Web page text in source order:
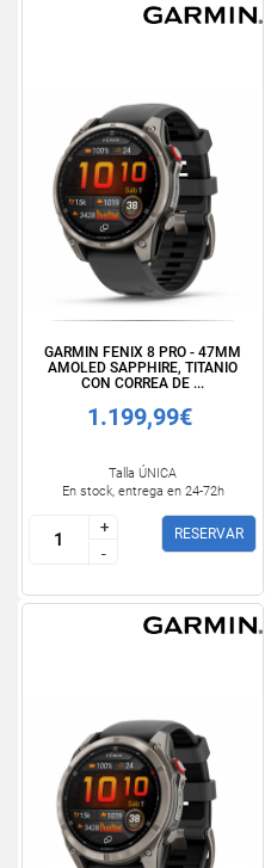
GARMIN FENIX 8 PRO - 47MM
AMOLED SAPPHIRE, TITANIO
CON CORREA DE ...
1.199,99€
Talla ÚNICA
En stock, entrega en 24-72h
+
-
+
-
RESERVAR